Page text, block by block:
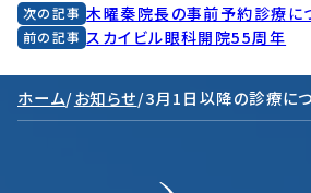
次の記事 木曜秦院長の事前予約診療に
前の記事 スカイビル眼科開院55周年
ホーム/お知らせ/3月1日以降の診療に